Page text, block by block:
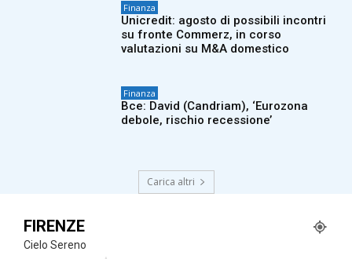
Finanza
Unicredit: agosto di possibili incontri
su fronte Commerz, in corso
valutazioni su M&A domestico
Finanza
Bce: David (Candriam), ‘Eurozona
debole, rischio recessione’
Carica altri
FIRENZE
Cielo Sereno